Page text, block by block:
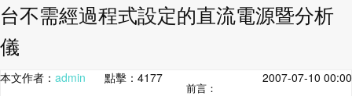
台不需經過程式設定的直流電源暨分析
儀
本文作者： admin 點擊： 4177 2007-07-10 00:00
前言：